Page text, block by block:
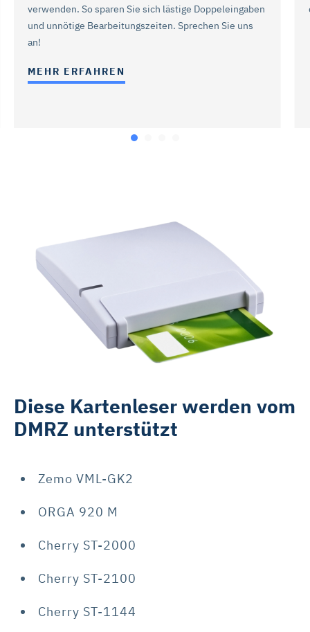
verwenden. So sparen Sie sich lästige Doppeleingaben
und unnötige Bearbeitungszeiten. Sprechen Sie uns
an!
MEHR ERFAHREN
Diese Kartenleser werden vom
DMRZ unterstützt
Zemo VML-GK2
ORGA 920 M
Cherry ST-2000
Cherry ST-2100
Cherry ST-1144